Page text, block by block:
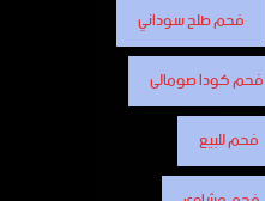
فحم طلح سوداني
فحم كودا صومالى
فحم للبيع